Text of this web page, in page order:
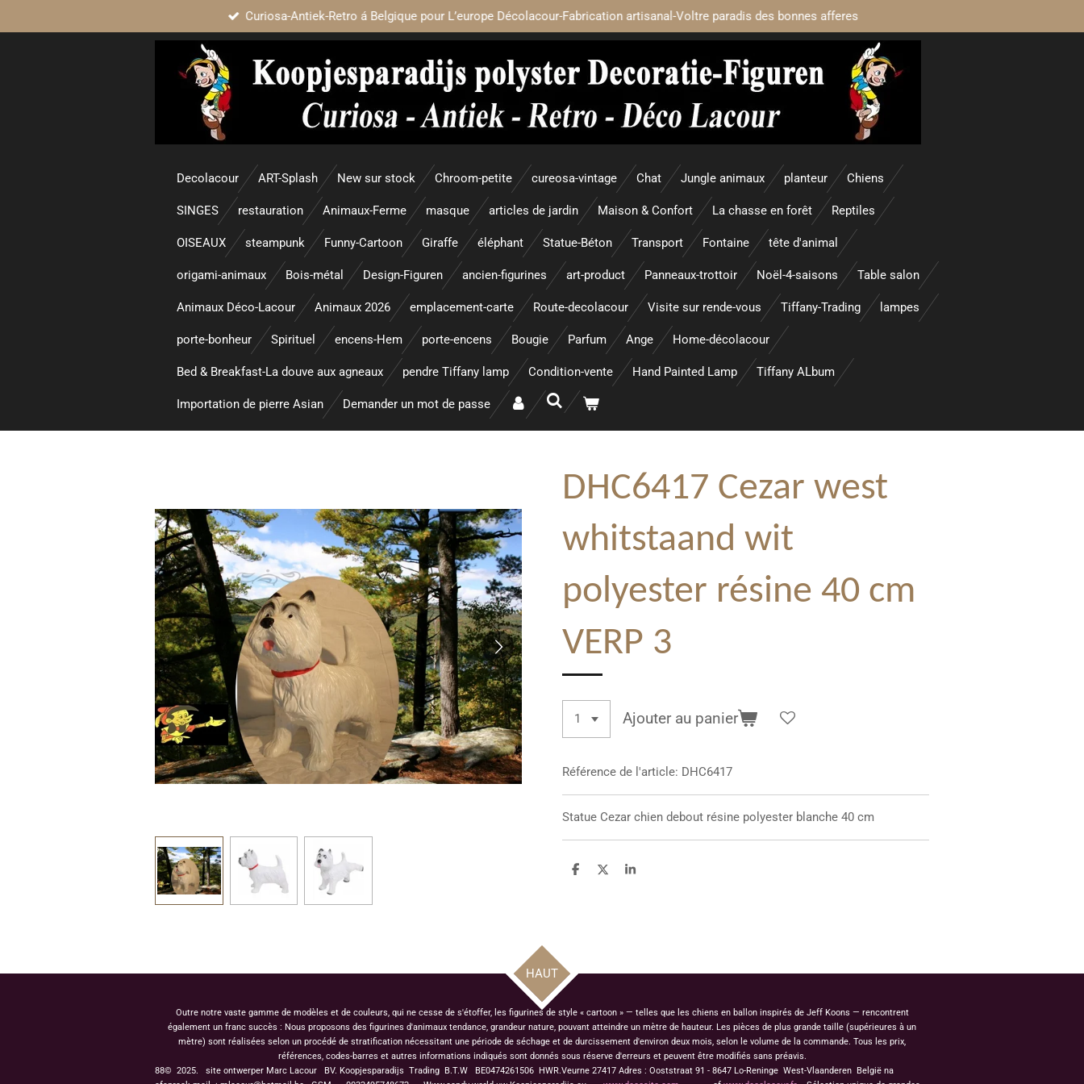
Curiosa-Antiek-Retro á Belgique pour L’europe Décolacour-Fabrication artisanal-Voltre paradis des bonnes afferes
Decolacour ART-Splash New sur stock Chroom-petite cureosa-vintage Chat Jungle animaux planteur Chiens
SINGES restauration Animaux-Ferme masque articles de jardin Maison & Confort La chasse en forêt Reptiles
OISEAUX steampunk Funny-Cartoon Giraffe éléphant Statue-Béton Transport Fontaine tête d'animal
origami-animaux Bois-métal Design-Figuren ancien-figurines art-product Panneaux-trottoir Noël-4-saisons Table salon
Animaux Déco-Lacour Animaux 2026 emplacement-carte Route-decolacour Visite sur rende-vous Tiffany-Trading lampes
porte-bonheur Spirituel encens-Hem porte-encens Bougie Parfum Ange Home-décolacour
Bed & Breakfast-La douve aux agneaux pendre Tiffany lamp Condition-vente Hand Painted Lamp Tiffany ALbum
Importation de pierre Asian Demander un mot de passe
DHC6417 Cezar west
whitstaand wit
polyester résine 40 cm
VERP 3
Ajouter au panier
Référence de l'article: DHC6417
Statue Cezar chien debout résine polyester blanche 40 cm
P
P
P
HAUT
Outre notre vaste gamme de modèles et de couleurs, qui ne cesse de s'étoffer, les figurines de style « cartoon » — telles que les chiens en ballon inspirés de Jeff Koons — rencontrent
également un franc succès : Nous proposons des figurines d'animaux tendance, grandeur nature, pouvant atteindre un mètre de hauteur. Les pièces de plus grande taille (supérieures à un
mètre) sont réalisées selon un procédé de stratification nécessitant une période de séchage et de durcissement d'environ deux mois, selon le volume de la commande. Tous les prix,
références, codes-barres et autres informations indiqués sont donnés sous réserve d'erreurs et peuvent être modifiés sans préavis.
88© 2025. site ontwerper Marc Lacour BV. Koopjesparadijs Trading B.T.W BE0474261506 HWR.Veurne 27417 Adres : Ooststraat 91 - 8647 Lo-Reninge West-Vlaanderen België na